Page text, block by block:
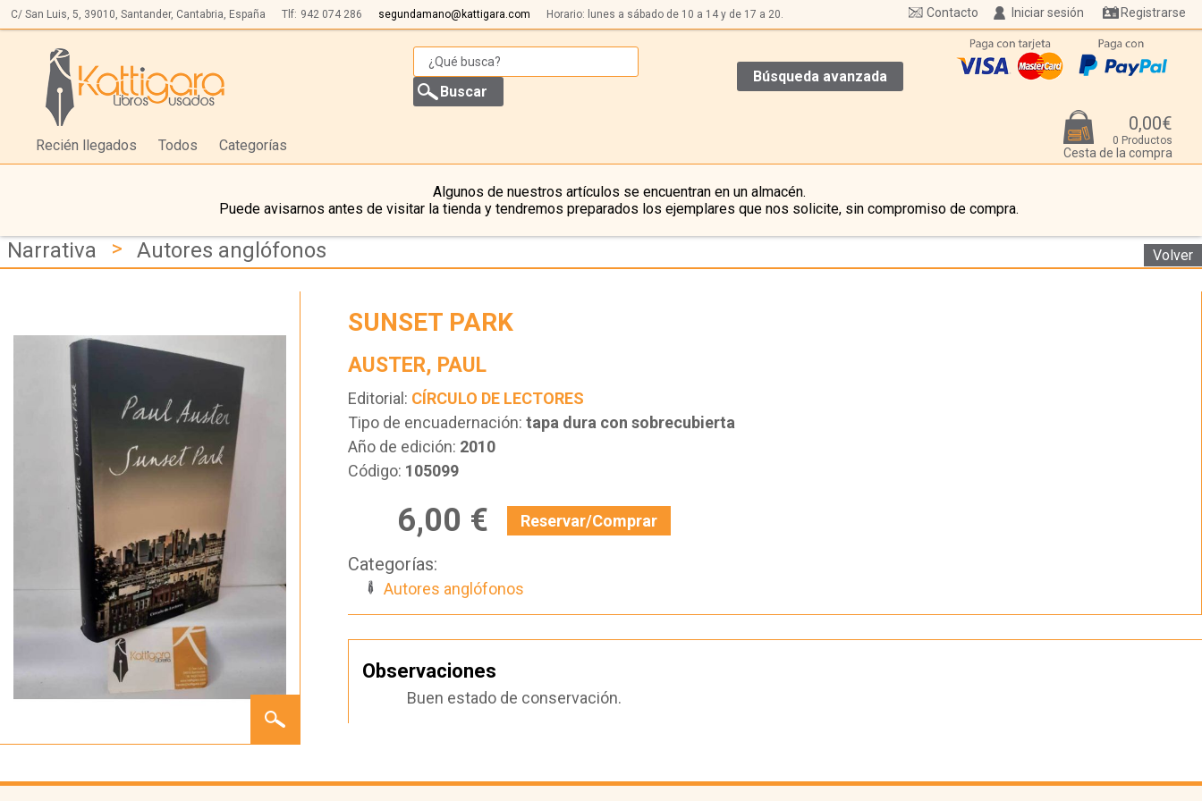
C/ San Luis, 5, 39010, Santander, Cantabria, España Tlf: 942 074 286 segundamano@kattigara.com Horario: lunes a sábado de 10 a 14 y de 17 a 20. Iniciar sesión Registrarse
Contacto
Búsqueda avanzada
Recién llegados Todos Categorías
0,00€
0 Productos
Cesta de la compra
Algunos de nuestros artículos se encuentran en un almacén.
Puede avisarnos antes de visitar la tienda y tendremos preparados los ejemplares que nos solicite, sin compromiso de compra.
Narrativa > Autores anglófonos Volver
PARK
SUNSET PARK
AUSTER, PAUL
Editorial: CÍRCULO DE LECTORES
Tipo de encuadernación: tapa dura con sobrecubierta
Año de edición: 2010
Código: 105099
6,00 € Reservar/Comprar
Categorías:
Autores anglófonos
Observaciones
Buen estado de conservación.